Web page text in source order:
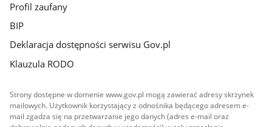
Profil zaufany
BIP
Deklaracja dostępności serwisu Gov.pl
Klauzula RODO
Strony dostępne w domenie www.gov.pl mogą zawierać adresy skrzynek
mailowych. Użytkownik korzystający z odnośnika będącego adresem e-
mail zgadza się na przetwarzanie jego danych (adres e-mail oraz